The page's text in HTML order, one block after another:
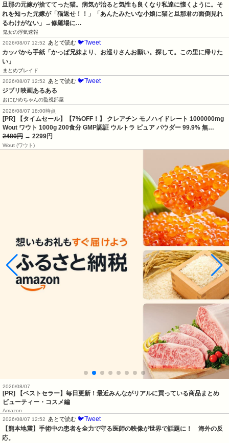
旦那の元嫁が捨ててった猫。病気が治ると気性も良くなり私達に懐くように。そ
れを知った元嫁が「猫返せ！！」「あんたみたいな小娘に猫と旦那君の面倒見れ
るわけがない」→修羅場に…
鬼女の浮気速報
2026/08/07 12:52
あとで読む 🐦Tweet
カッパから手紙「かっぱ兄妹より、お巡りさんお願い。探して。この里に帰りた
い」
まとめブレイド
2026/08/07 12:52
あとで読む 🐦Tweet
ジブリ映画あるある
おにひめちゃんの監視部屋
2026/08/07 18:00時点
[PR] 【タイムセール】【7%OFF！】 クレアチン モノハイドレート 1000000mg
Wout ワウト 1000g 200食分 GMP認証 ウルトラ ピュア パウダー 99.9% 無…
2480円 → 2299円
Wout (ワウト)
2026/08/07
[PR] 【ベストセラー】毎日更新！最近みんながリアルに買っている商品まとめ
ビューティー・コスメ編
Amazon
2026/08/07 12:52
あとで読む 🐦Tweet
【熊本地震】手術中の患者を全力で守る医師の映像が世界で話題に！　海外の反
応。